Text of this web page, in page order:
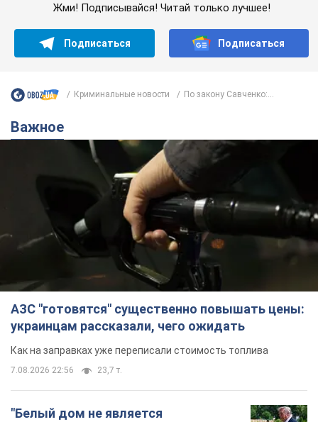
Жми! Подписывайся! Читай только лучшее!
Подписаться Подписаться
Криминальные новости По закону Савченко:...
Важное
АЗС "готовятся" существенно повышать цены:
украинцам рассказали, чего ожидать
Как на заправках уже переписали стоимость топлива
7.08.2026 22:56 23,7 т.
"Белый дом не является